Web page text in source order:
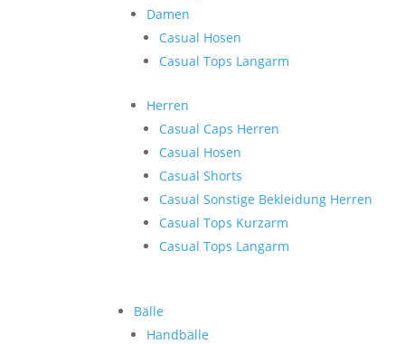
Damen
Casual Hosen
Casual Tops Langarm
Herren
Casual Caps Herren
Casual Hosen
Casual Shorts
Casual Sonstige Bekleidung Herren
Casual Tops Kurzarm
Casual Tops Langarm
Bälle
Handbälle